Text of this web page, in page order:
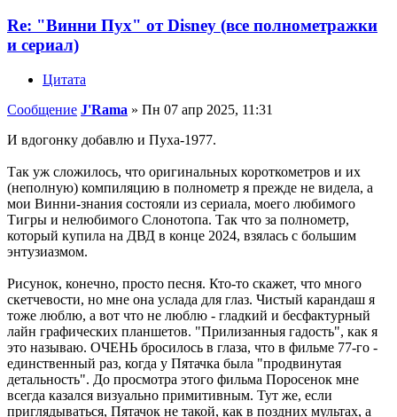
Re: "Винни Пух" от Disney (все полнометражки
и сериал)
Цитата
Сообщение J'Rama » Пн 07 апр 2025, 11:31
И вдогонку добавлю и Пуха-1977.
Так уж сложилось, что оригинальных короткометров и их
(неполную) компиляцию в полнометр я прежде не видела, а
мои Винни-знания состояли из сериала, моего любимого
Тигры и нелюбимого Слонотопа. Так что за полнометр,
который купила на ДВД в конце 2024, взялась с большим
энтузиазмом.
Рисунок, конечно, просто песня. Кто-то скажет, что много
скетчевости, но мне она услада для глаз. Чистый карандаш я
тоже люблю, а вот что не люблю - гладкий и бесфактурный
лайн графических планшетов. "Прилизанныя гадость", как я
это называю. ОЧЕНЬ бросилось в глаза, что в фильме 77-го -
единственный раз, когда у Пятачка была "продвинутая
детальность". До просмотра этого фильма Поросенок мне
всегда казался визуально примитивным. Тут же, если
приглядываться, Пятачок не такой, как в поздних мультах, а